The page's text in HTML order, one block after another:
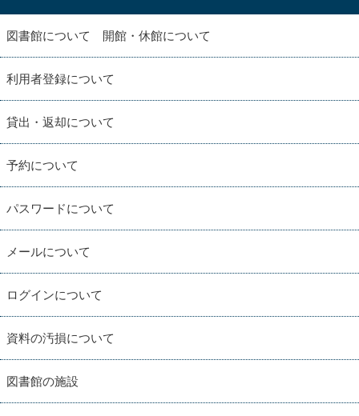
図書館について 開館・休館について
利用者登録について
貸出・返却について
予約について
パスワードについて
メールについて
ログインについて
資料の汚損について
図書館の施設